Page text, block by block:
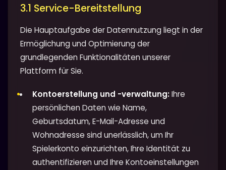
3.1 Service-Bereitstellung
Die Hauptaufgabe der Datennutzung liegt in der
Ermöglichung und Optimierung der
grundlegenden Funktionalitäten unserer
Plattform für Sie.
Kontoerstellung und -verwaltung:Ihre
persönlichen Daten wie Name,
Geburtsdatum, E-Mail-Adresse und
Wohnadresse sind unerlässlich, um Ihr
Spielerkonto einzurichten, Ihre Identität zu
authentifizieren und Ihre Kontoeinstellungen